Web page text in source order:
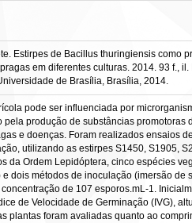
Estirpes de Bacillus thuringiensis como
em diferentes culturas. 2014. 93 f.,
de Brasília, Brasília, 2014.
pode ser influenciada por
pela produção de substâncias promotoras
e doenças. Foram realizados ensaios
utilizando as estirpes S1450, S1905,
da Ordem Lepidóptera, cinco espécies
dois métodos de inoculação (imersão de
de 107 esporos.mL-1.
de Velocidade de Germinação (IVG),
plantas foram avaliadas quanto ao